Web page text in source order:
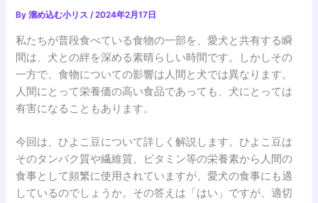
By溜め込む小リス/2024年2月17日
私たちが普段食べている食物の一部を、愛犬と共有する瞬
間は、犬との絆を深める素晴らしい時間です。しかしその
一方で、食物についての影響は人間と犬では異なります。
人間にとって栄養価の高い食品であっても、犬にとっては
有害になることもあります。
今回は、ひよこ豆について詳しく解説します。ひよこ豆は
そのタンパク質や繊維質、ビタミン等の栄養素から人間の
食事として頻繁に使用されていますが、愛犬の食事にも適
しているのでしょうか。その答えは「はい」ですが、適切